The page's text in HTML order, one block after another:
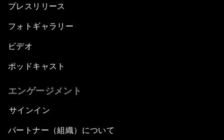
プレスリリース
フォトギャラリー
ビデオ
ポッドキャスト
エンゲージメント
サインイン
パートナー（組織）について